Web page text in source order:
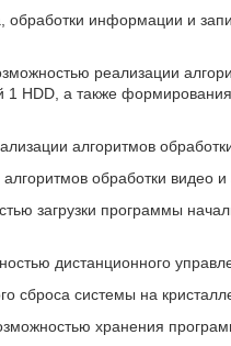
обработки информации и
реализации
1 HDD, а также
алгоритмов
обработки видео
загрузки программы
дистанционного
сброса системы на
хранения